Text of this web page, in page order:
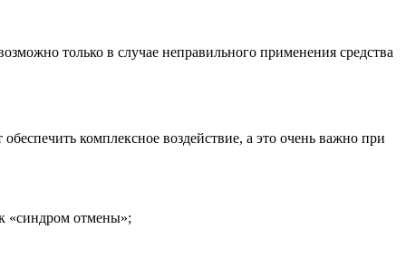
только в случае неправильного применения средства
комплексное воздействие, а это очень важно при
«синдром отмены»;